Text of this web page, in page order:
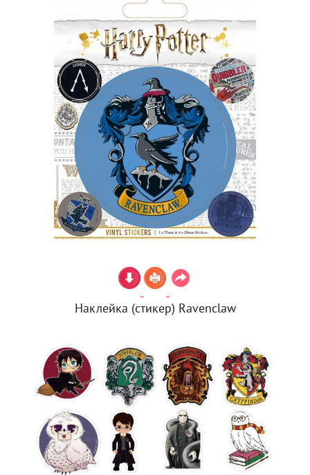
Наклейка (стикер) Ravenclaw